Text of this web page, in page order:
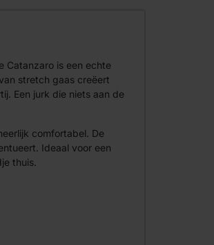
Catanzaro is een echte
stretch gaas creëert
Een jurk die niets aan de
comfortabel. De
Ideaal voor een
thuis.